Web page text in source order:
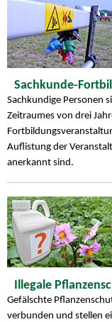
Sachkunde-
Sachkundige Personen
Zeitraumes von drei
Auflistung der
anerkannt sind.
Illegale
Gefälschte
verbunden und stellen